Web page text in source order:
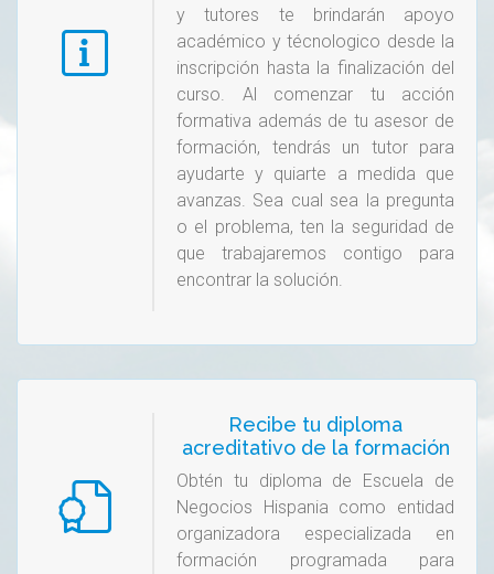
y tutores te brindarán apoyo
académico y técnologico desde la
inscripción hasta la finalización del
curso. Al comenzar tu acción
formativa además de tu asesor de
formación, tendrás un tutor para
ayudarte y quiarte a medida que
avanzas. Sea cual sea la pregunta
o el problema, ten la seguridad de
que trabajaremos contigo para
encontrar la solución.
Recibe tu diploma
acreditativo de la formación
Obtén tu diploma de Escuela de
Negocios Hispania como entidad
organizadora especializada en
formación programada para